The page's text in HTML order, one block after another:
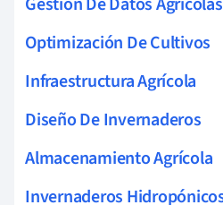
Optimización De Cultivos
Infraestructura Agrícola
Diseño De Invernaderos
Almacenamiento Agrícola
Invernaderos